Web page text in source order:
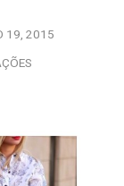
19, 2015